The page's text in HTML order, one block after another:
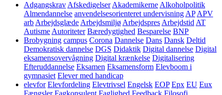
Adgangskrav Afskedigelser Akademikerne Alkoholpolitik
Almendannelse anvendelsesorienteret undervisning AP APV
arb Arbejdsglæde Arbejdsmiljø Arbejdspres Arbejdstid AT
Autisme Autoriteter Bæredygtighed Besparelse BNP
Brobygning campus Corona Dannelse Dans Dansk Deltid
Demokratisk dannelse DGS Didaktik Digital dannelse Digital
eksamensovervågning Digital krænkelse Digitalisering
Efteruddannelse Eksamen Eksamensform Elevboom i
gymnasiet Elever med handicap
elevfor Elevfordeling Elevtrivsel Engelsk EOP Epx EU Eux